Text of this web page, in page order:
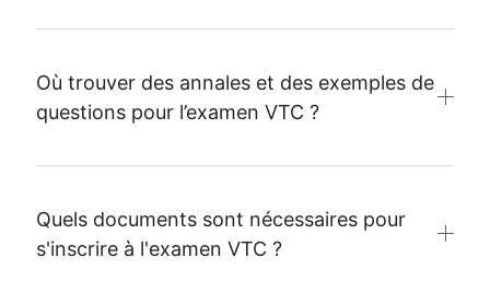
Où trouver des annales et des exemples de
questions pour l’examen VTC ?
Quels documents sont nécessaires pour
s'inscrire à l'examen VTC ?